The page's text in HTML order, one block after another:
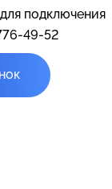
подключения
49-52